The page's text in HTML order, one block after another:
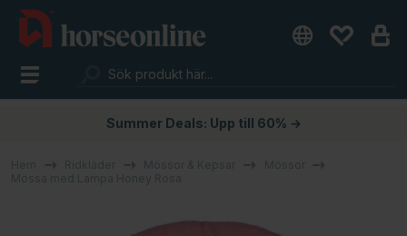
Summer Deals: Upp till 60% →